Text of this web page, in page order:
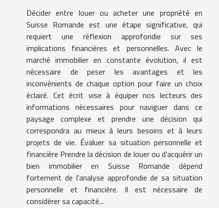
Décider entre louer ou acheter une propriété en
Suisse Romande est une étape significative, qui
requiert une réflexion approfondie sur ses
implications financières et personnelles. Avec le
marché immobilier en constante évolution, il est
nécessaire de peser les avantages et les
inconvénients de chaque option pour faire un choix
éclairé. Cet écrit vise à équiper nos lecteurs des
informations nécessaires pour naviguer dans ce
paysage complexe et prendre une décision qui
correspondra au mieux à leurs besoins et à leurs
projets de vie. Évaluer sa situation personnelle et
financière Prendre la décision de louer ou d'acquérir un
bien immobilier en Suisse Romande dépend
fortement de l'analyse approfondie de sa situation
personnelle et financière. Il est nécessaire de
considérer sa capacité...